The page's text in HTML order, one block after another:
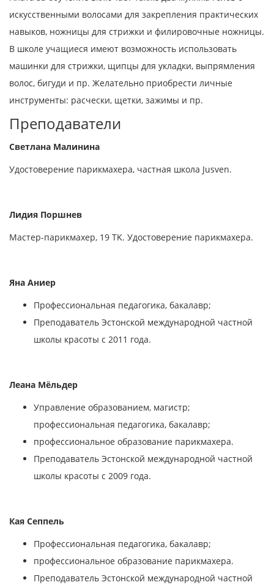
искусственными волосами для закрепления практических
навыков, ножницы для стрижки и филировочные ножницы.
В школе учащиеся имеют возможность использовать
машинки для стрижки, щипцы для укладки, выпрямления
волос, бигуди и пр. Желательно приобрести личные
инструменты: расчески, щетки, зажимы и пр.
Преподаватели
Светлана Малинина
Удостоверение парикмахера, частная школа Jusven.
Лидия Поршнев
Мастер-парикмахер, 19 TK. Удостоверение парикмахера.
Яна Аниер
Профессиональная педагогика, бакалавр;
Преподаватель Эстонской международной частной
школы красоты с 2011 года.
Леана Мёльдер
Управление образованием, магистр;
профессиональная педагогика, бакалавр;
профессиональное образование парикмахера.
Преподаватель Эстонской международной частной
школы красоты с 2009 года.
Кая Сеппель
Профессиональная педагогика, бакалавр;
профессиональное образование парикмахера.
Преподаватель Эстонской международной частной